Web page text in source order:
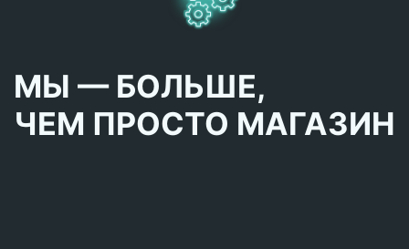
МЫ — БОЛЬШЕ,
ЧЕМ ПРОСТО МАГАЗИН